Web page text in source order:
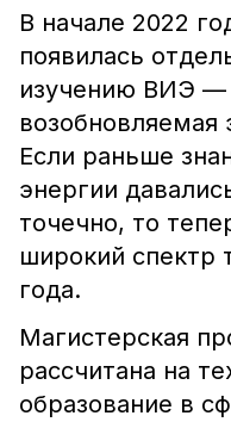
В начале 2022
появилась
изучению ВИЭ —
возобновляемая
Если раньше
энергии
точечно, то
широкий спектр
года.
Магистерская
рассчитана на
образование в